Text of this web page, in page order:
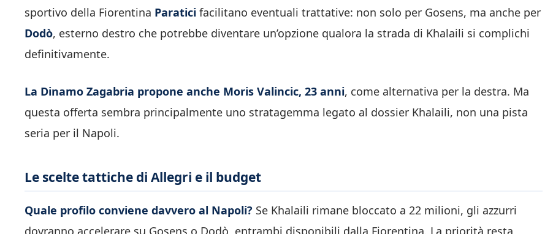
sportivo della Fiorentina Paratici facilitano eventuali trattative: non solo per Gosens, ma anche per
Dodò, esterno destro che potrebbe diventare un’opzione qualora la strada di Khalaili si complichi
definitivamente.
La Dinamo Zagabria propone anche Moris Valincic, 23 anni, come alternativa per la destra. Ma
questa offerta sembra principalmente uno stratagemma legato al dossier Khalaili, non una pista
seria per il Napoli.
Le scelte tattiche di Allegri e il budget
Quale profilo conviene davvero al Napoli? Se Khalaili rimane bloccato a 22 milioni, gli azzurri
dovranno accelerare su Gosens o Dodò, entrambi disponibili dalla Fiorentina. La priorità resta